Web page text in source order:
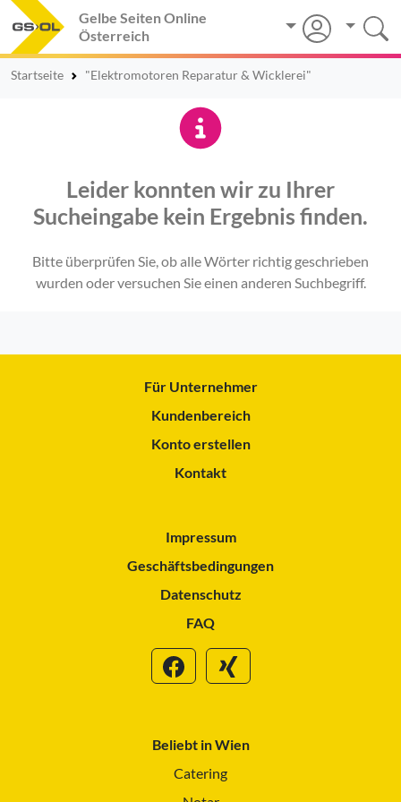
Gelbe Seiten Online
Österreich
Startseite "Elektromotoren Reparatur & Wicklerei"
Leider konnten wir zu Ihrer
Sucheingabe kein Ergebnis finden.
Bitte überprüfen Sie, ob alle Wörter richtig geschrieben
wurden oder versuchen Sie einen anderen Suchbegriff.
Für Unternehmer
Kundenbereich
Konto erstellen
Kontakt
Impressum
Geschäftsbedingungen
Datenschutz
FAQ
Beliebt in Wien
Catering